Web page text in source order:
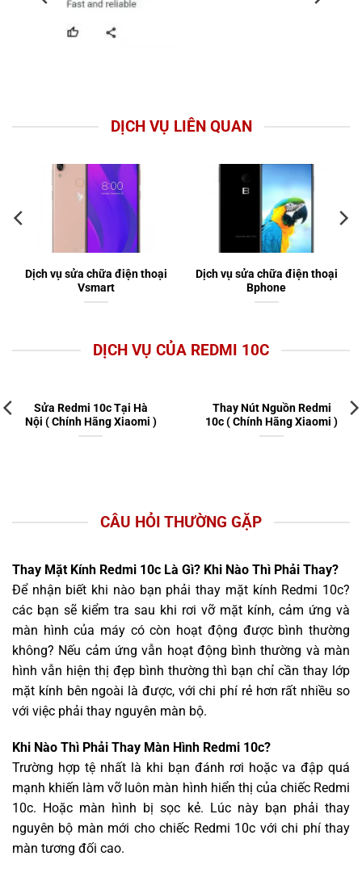
DỊCH VỤ LIÊN QUAN
Dịch vụ sửa chữa điện thoại
Vsmart
Dịch vụ sửa chữa điện thoại
Bphone
DỊCH VỤ CỦA REDMI 10C
Sửa Redmi 10c Tại Hà
Nội ( Chính Hãng Xiaomi )
Thay Nút Nguồn Redmi
10c ( Chính Hãng Xiaomi )
CÂU HỎI THƯỜNG GẶP
Thay Mặt Kính Redmi 10c Là Gì? Khi Nào Thì Phải Thay?
Để nhận biết khi nào bạn phải thay mặt kính Redmi 10c?
các bạn sẽ kiểm tra sau khi rơi vỡ mặt kính, cảm ứng và
màn hình của máy có còn hoạt động được bình thường
không? Nếu cảm ứng vẫn hoạt động bình thường và màn
hình vẫn hiện thị đẹp bình thường thì bạn chỉ cần thay lớp
mặt kính bên ngoài là được, với chi phí rẻ hơn rất nhiều so
với việc phải thay nguyên màn bộ.
Khi Nào Thì Phải Thay Màn Hình Redmi 10c?
Trường hợp tệ nhất là khi bạn đánh rơi hoặc va đập quá
mạnh khiến làm vỡ luôn màn hình hiển thị của chiếc Redmi
10c. Hoặc màn hình bị sọc kẻ. Lúc này bạn phải thay
nguyên bộ màn mới cho chiếc Redmi 10c với chi phí thay
màn tương đối cao.